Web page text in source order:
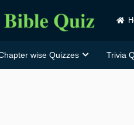
wise Quizzes Trivia